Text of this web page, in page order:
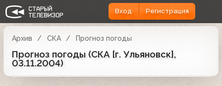
Вход Регистрация
Архив СКА Прогноз погоды
Прогноз погоды (СКА [г. Ульяновск],
03.11.2004)